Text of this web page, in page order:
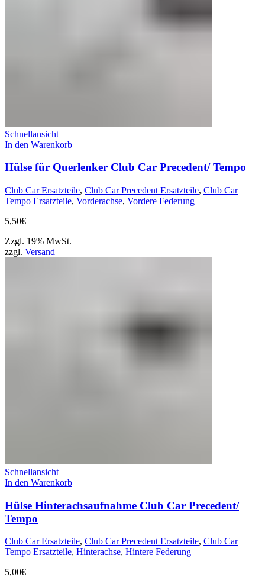
Schnellansicht
In den Warenkorb
Hülse für Querlenker Club Car Precedent/ Tempo
Club Car Ersatzteile, Club Car Precedent Ersatzteile, Club Car
Tempo Ersatzteile, Vorderachse, Vordere Federung
5,50€
Zzgl. 19% MwSt.
zzgl. Versand
Schnellansicht
In den Warenkorb
Hülse Hinterachsaufnahme Club Car Precedent/
Tempo
Club Car Ersatzteile, Club Car Precedent Ersatzteile, Club Car
Tempo Ersatzteile, Hinterachse, Hintere Federung
5,00€